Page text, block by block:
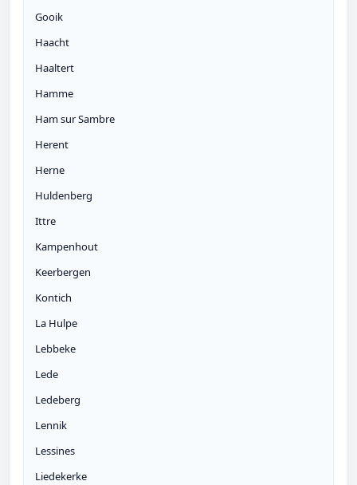
Gooik
Haacht
Haaltert
Hamme
Ham sur Sambre
Herent
Herne
Huldenberg
Ittre
Kampenhout
Keerbergen
Kontich
La Hulpe
Lebbeke
Lede
Ledeberg
Lennik
Lessines
Liedekerke